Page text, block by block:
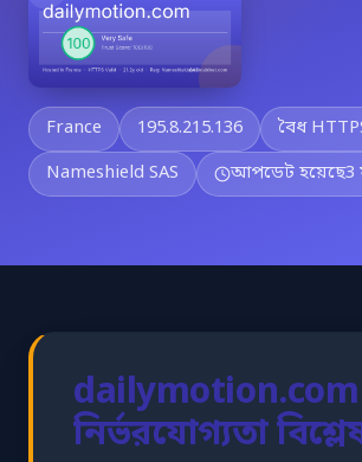
France 195.8.215.136 বৈধ
Nameshield SAS
আপডেট হয়েছে3
dailymotion.com
নির্ভরযোগ্যতা